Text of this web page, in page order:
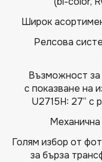
Широк
Релсова
Възможност за
с показване на
U2715H: 27“ с
Голям избор от
за бърза